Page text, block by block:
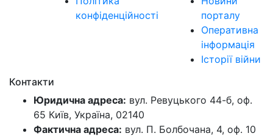
конфіденційності
порталу
Оперативна
інформація
Історії війни
Контакти
Юридична адреса: вул. Ревуцького 44-б, оф.
65 Київ, Україна, 02140
Фактична адреса: вул. П. Болбочана, 4, оф. 10